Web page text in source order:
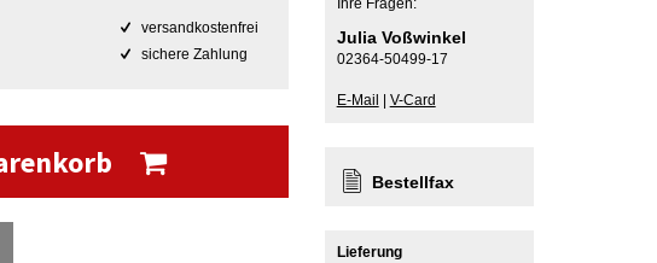
versandkostenfrei
sichere Zahlung
Ihre Fragen:
Julia Voßwinkel
02364-50499-17
E-Mail V-Card
Bestellfax
Lieferung